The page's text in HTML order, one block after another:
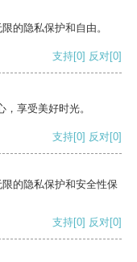
的隐私保护和自由。
支持[0] 反对[0]
享受美好时光。
支持[0] 反对[0]
的隐私保护和安全性保
支持[0] 反对[0]